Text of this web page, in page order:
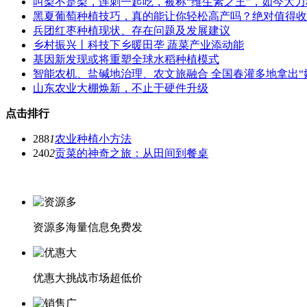
黑夏葡萄种植技巧，真的能让你轻松高产吗？绝对值得
兵团红枣种植现状、存在问题及发展建议
乡村振兴丨科技下乡暖田垄 蔬菜产业添动能
基因新发现或将重塑全球水稻种植模式
智能农机、盐碱地治理、农文旅融合 全国春灌多地拿出“
山东农业大棚焕新，不止于硬件升级
点击排行
2881农业种植小方法
2402贡菜的神奇之旅：从田间到餐桌
资源多海量信息免费发
优惠大挑战市场超低价